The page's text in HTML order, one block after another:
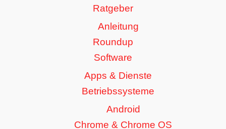
Ratgeber
Anleitung
Roundup
Software
Apps & Dienste
Betriebssysteme
Android
Chrome & Chrome OS